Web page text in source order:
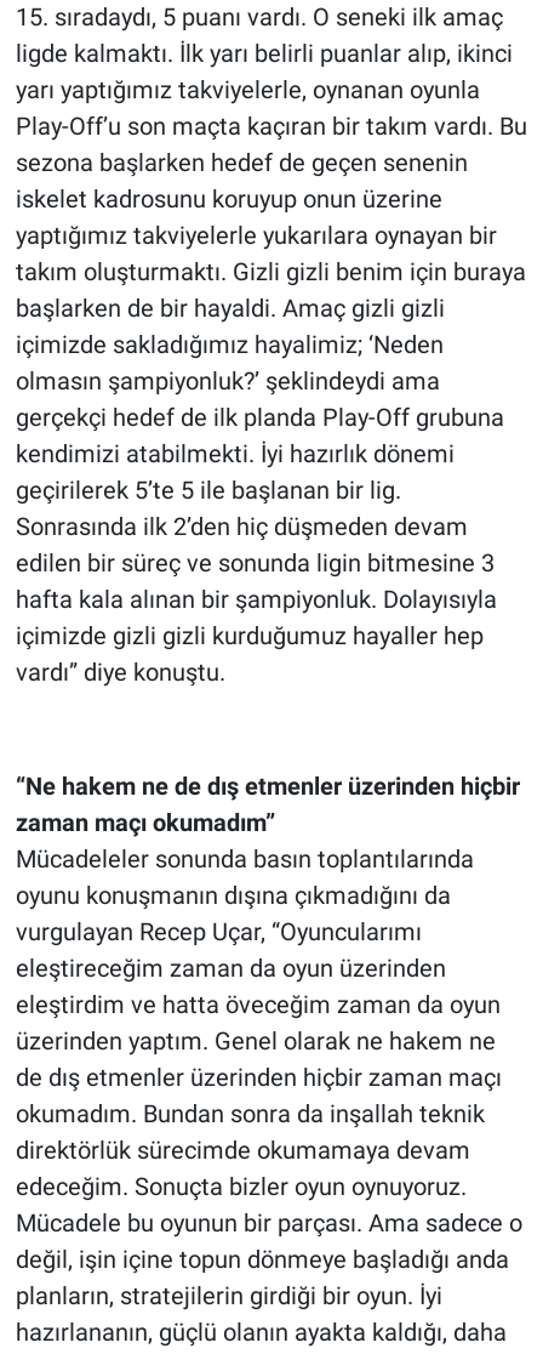
15. sıradaydı, 5 puanı vardı. O seneki ilk amaç
ligde kalmaktı. İlk yarı belirli puanlar alıp, ikinci
yarı yaptığımız takviyelerle, oynanan oyunla
Play-Off’u son maçta kaçıran bir takım vardı. Bu
sezona başlarken hedef de geçen senenin
iskelet kadrosunu koruyup onun üzerine
yaptığımız takviyelerle yukarılara oynayan bir
takım oluşturmaktı. Gizli gizli benim için buraya
başlarken de bir hayaldi. Amaç gizli gizli
içimizde sakladığımız hayalimiz; ‘Neden
olmasın şampiyonluk?’ şeklindeydi ama
gerçekçi hedef de ilk planda Play-Off grubuna
kendimizi atabilmekti. İyi hazırlık dönemi
geçirilerek 5’te 5 ile başlanan bir lig.
Sonrasında ilk 2’den hiç düşmeden devam
edilen bir süreç ve sonunda ligin bitmesine 3
hafta kala alınan bir şampiyonluk. Dolayısıyla
içimizde gizli gizli kurduğumuz hayaller hep
vardı” diye konuştu.
“Ne hakem ne de dış etmenler üzerinden hiçbir
zaman maçı okumadım”
Mücadeleler sonunda basın toplantılarında
oyunu konuşmanın dışına çıkmadığını da
vurgulayan Recep Uçar, “Oyuncularımı
eleştireceğim zaman da oyun üzerinden
eleştirdim ve hatta öveceğim zaman da oyun
üzerinden yaptım. Genel olarak ne hakem ne
de dış etmenler üzerinden hiçbir zaman maçı
okumadım. Bundan sonra da inşallah teknik
direktörlük sürecimde okumamaya devam
edeceğim. Sonuçta bizler oyun oynuyoruz.
Mücadele bu oyunun bir parçası. Ama sadece o
değil, işin içine topun dönmeye başladığı anda
planların, stratejilerin girdiği bir oyun. İyi
hazırlananın, güçlü olanın ayakta kaldığı, daha